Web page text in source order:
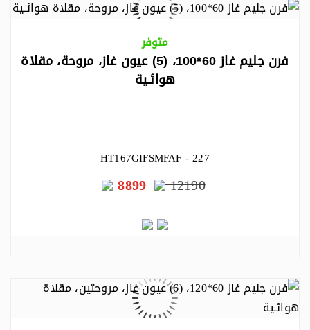
متوفر
فرن جليم غاز 60*100، (5) عيون غاز، مروحة، مقلاة
هوائـية
HT167GIFSMFAF - 227
12190
8899